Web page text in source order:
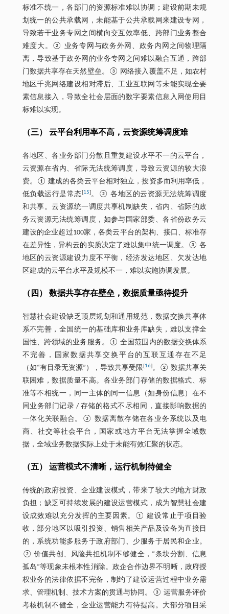
标准不统一，各部门的资源标准难以协调；建设前期未规
划统一的公共承载网，未能基于公共承载网来建设专网，
导致若干业务专网之间横向交互效率低、跨部门业务整合
难度大。② 业务专网与政务外网、政务内网之间物理隔
离，导致基于政务网的业务专网之间难以融合互通，跨部
门数据共享存在天然壁垒。③ 网络接入覆盖不足，如农村
地区千兆网络建设相对滞后、工业互联网等未能实现全要
素信息接入，导致全社会层面的数字要素信息入网使用目
标难以实现。
（三） 云平台利用率不高，云资源统筹调度难
各地区、各业务部门分散且重复建设水平不一的云平台，
云资源在省内、省际无法统筹调度，导致云资源的较大浪
费。① 建成的各类云平台相对独立，投资多而利用率低，
低负载运行是常态[15]。② 各地区的云资源无法统筹调度
和共享。云资源统一调度共享机制缺失，省内、省际的政
务云资源无法统筹调度，如参与国家部委、各省份政务云
建设的企业超过100家，各类云平台的架构、接口、标准存
在差异性，异构云的实质决定了难以集中统一调度。③ 各
地区的云资源建设力度不平衡，经济发达地区、欠发达地
区建成的云平台水平及规模不一，难以实施协调发展。
（四） 数据共享存在壁垒，数据质量亟待提升
智慧社会建设缺乏顶层规划和通用规范，数据交换共享体
系不完善，全国统一的基础库和业务库缺失，难以支撑全
国性、跨领域的业务服务。① 全国范围内的数据交换体系
不完善，国家数据共享交换平台的互联互通存在不足
（如“有目录无资源”），导致共享受限[16]。② 数据共享关
联困难，数据质量不高。各业务部门存储的数据格式、标
准等不相统一，同一主体的同一信息（如身份信息）在不
同业务部门记录 / 存储的格式不尽相同，直接影响数据的
一体化关联融合。③ 数据离散存储在各业务系统以及电
商、社交等社会平台，国家或地方平台无法掌握全域数
据，全域业务数据实际上处于未能有效汇聚的状态。
（五） 运营模式不清晰，运行机制待健全
传统的政府投资、企业建设模式，带来了较大的地方财政
负担；缺乏可持续发展的建设运营模式，成为智慧社会建
设成效难以充分发挥的主要因素。① 建设常止于项目验
收，部分地区以吸引投资、销售相关产品及设备为直接目
的，系统功能多服务于政府部门、少服务于居民和企业。
② 价值共创、风险共担机制不够健全，“条块分割、信息
孤岛”等现象未根本性消除。政企合作边界不明晰，政府授
权业务的法律依据不完备，制约了建设运营过程中业务需
求、管理机制、技术方案的贯通与协同。③ 运营服务评价
考核机制不健全，企业运营能力有待提高。大部分项目采